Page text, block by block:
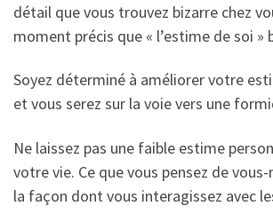
détail que vous trouvez bizarre chez
moment précis que « l’estime de soi »
Soyez déterminé à améliorer votre
et vous serez sur la voie vers une
Ne laissez pas une faible estime
votre vie. Ce que vous pensez de
la façon dont vous interagissez avec